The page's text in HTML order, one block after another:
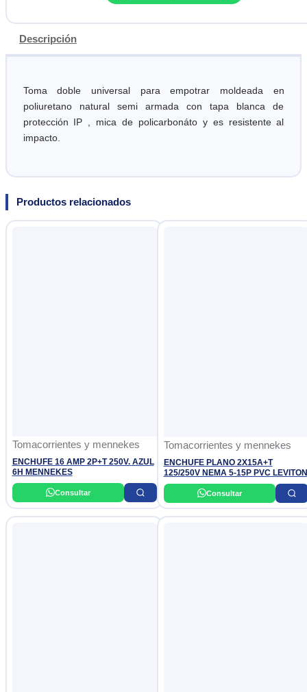
Descripción
Toma doble universal para empotrar moldeada en
poliuretano natural semi armada con tapa blanca de
protección IP , mica de policarbonáto y es resistente al
impacto.
Productos relacionados
Tomacorrientes y mennekes
ENCHUFE 16 AMP 2P+T 250V. AZUL
6H MENNEKES
Consultar
Tomacorrientes y mennekes
ENCHUFE PLANO 2X15A+T
125/250V NEMA 5-15P PVC LEVITON
Consultar